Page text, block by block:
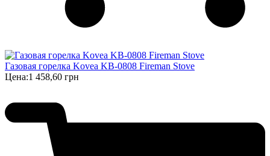
Газовая горелка Kovea KB-0808 Fireman Stove
Цена:1 458,60 грн